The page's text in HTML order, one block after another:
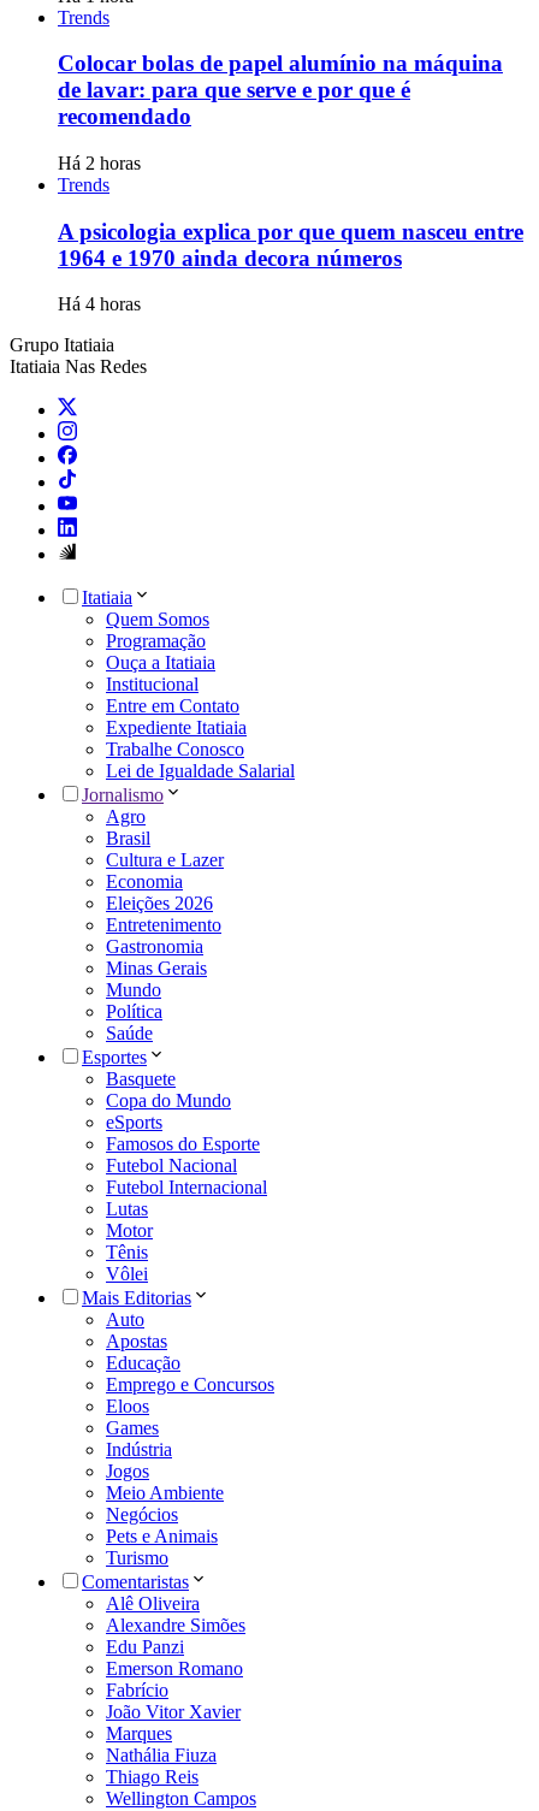
Trends
Colocar bolas de papel alumínio na máquina
de lavar: para que serve e por que é
recomendado
Há 2 horas
Trends
A psicologia explica por que quem nasceu entre
1964 e 1970 ainda decora números
Há 4 horas
Grupo Itatiaia
Itatiaia Nas Redes
Itatiaia
Quem Somos
Programação
Ouça a Itatiaia
Institucional
Entre em Contato
Expediente Itatiaia
Trabalhe Conosco
Lei de Igualdade Salarial
Jornalismo
Agro
Brasil
Cultura e Lazer
Economia
Eleições 2026
Entretenimento
Gastronomia
Minas Gerais
Mundo
Política
Saúde
Esportes
Basquete
Copa do Mundo
eSports
Famosos do Esporte
Futebol Nacional
Futebol Internacional
Lutas
Motor
Tênis
Vôlei
Mais Editorias
Auto
Apostas
Educação
Emprego e Concursos
Eloos
Games
Indústria
Jogos
Meio Ambiente
Negócios
Pets e Animais
Turismo
Comentaristas
Alê Oliveira
Alexandre Simões
Edu Panzi
Emerson Romano
Fabrício
João Vitor Xavier
Marques
Nathália Fiuza
Thiago Reis
Wellington Campos